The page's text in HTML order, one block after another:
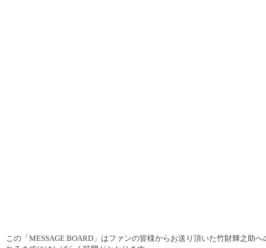
この「MESSAGE BOARD」はファンの皆様からお送り頂いた竹財輝之助